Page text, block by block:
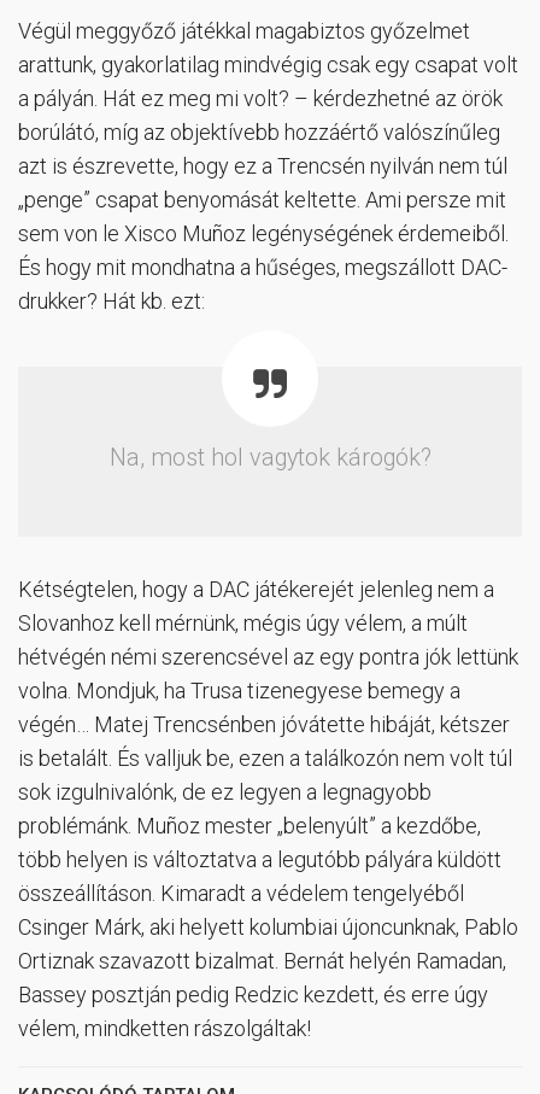
Végül meggyőző játékkal magabiztos győzelmet
arattunk, gyakorlatilag mindvégig csak egy csapat volt
a pályán. Hát ez meg mi volt? – kérdezhetné az örök
borúlátó, míg az objektívebb hozzáértő valószínűleg
azt is észrevette, hogy ez a Trencsén nyilván nem túl
„penge” csapat benyomását keltette. Ami persze mit
sem von le Xisco Muñoz legénységének érdemeiből.
És hogy mit mondhatna a hűséges, megszállott DAC-
drukker? Hát kb. ezt:
Na, most hol vagytok károgók?
Kétségtelen, hogy a DAC játékerejét jelenleg nem a
Slovanhoz kell mérnünk, mégis úgy vélem, a múlt
hétvégén némi szerencsével az egy pontra jók lettünk
volna. Mondjuk, ha Trusa tizenegyese bemegy a
végén… Matej Trencsénben jóvátette hibáját, kétszer
is betalált. És valljuk be, ezen a találkozón nem volt túl
sok izgulnivalónk, de ez legyen a legnagyobb
problémánk. Muñoz mester „belenyúlt” a kezdőbe,
több helyen is változtatva a legutóbb pályára küldött
összeállításon. Kimaradt a védelem tengelyéből
Csinger Márk, aki helyett kolumbiai újoncunknak, Pablo
Ortiznak szavazott bizalmat. Bernát helyén Ramadan,
Bassey posztján pedig Redzic kezdett, és erre úgy
vélem, mindketten rászolgáltak!